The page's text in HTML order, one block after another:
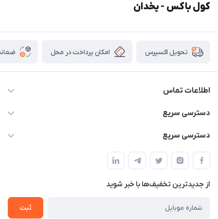
کول باکس - یخدان
تحویل اکسپرس امکان پرداخت در محل
اطلاعات تماس
02166456492 - 09121933405
حتما با هماهنگی قبلی
دسترسی سریع
خرید کیسه خواب
چادر بادی
ننو
دسترسی سریع
چادر سرخپوستی
صندلی تاشو
سایه بان کمپینگ
از جدید‌ترین تخفیف‌ها با‌ خبر شوید
ثبت